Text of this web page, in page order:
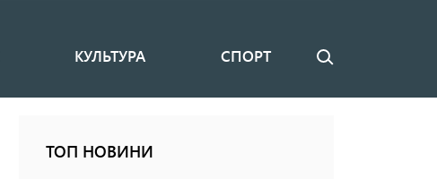
КУЛЬТУРА СПОРТ Пошук
ТОП НОВИНИ